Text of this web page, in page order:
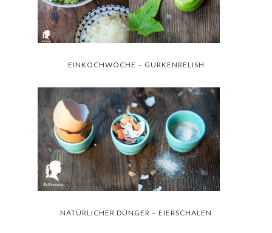
EINKOCHWOCHE – GURKENRELISH
NATÜRLICHER DÜNGER – EIERSCHALEN